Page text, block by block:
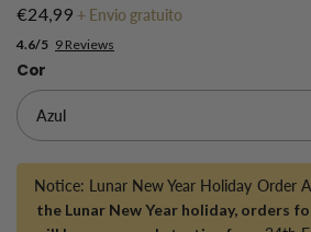
€24,99 +Envio gratuito
9 Reviews
4.6/5
Cor
Notice: Lunar New Year Holiday Order
the Lunar New Year holiday, orders